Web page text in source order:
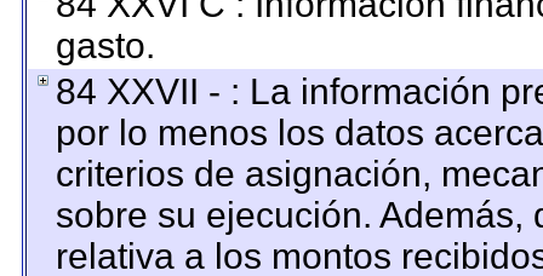
gasto.
84 XXVII - : La información
por lo menos los datos
criterios de asignación,
sobre su ejecución.
relativa a los montos